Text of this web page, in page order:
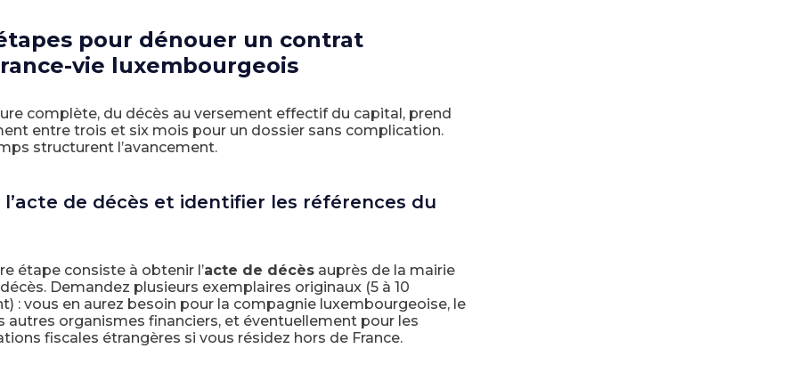
pour dénouer un contrat
vie luxembourgeois
complète, du décès au versement effectif du capital, prend
entre trois et six mois pour un dossier sans complication.
structurent l’avancement.
de décès et identifier les références du
étape consiste à obtenir l’acte de décèsauprès de la mairie
Demandez plusieurs exemplaires originaux (5 à 10
: vous en aurez besoin pour la compagnie luxembourgeoise, le
autres organismes financiers, et éventuellement pour les
fiscales étrangères si vous résidez hors de France.